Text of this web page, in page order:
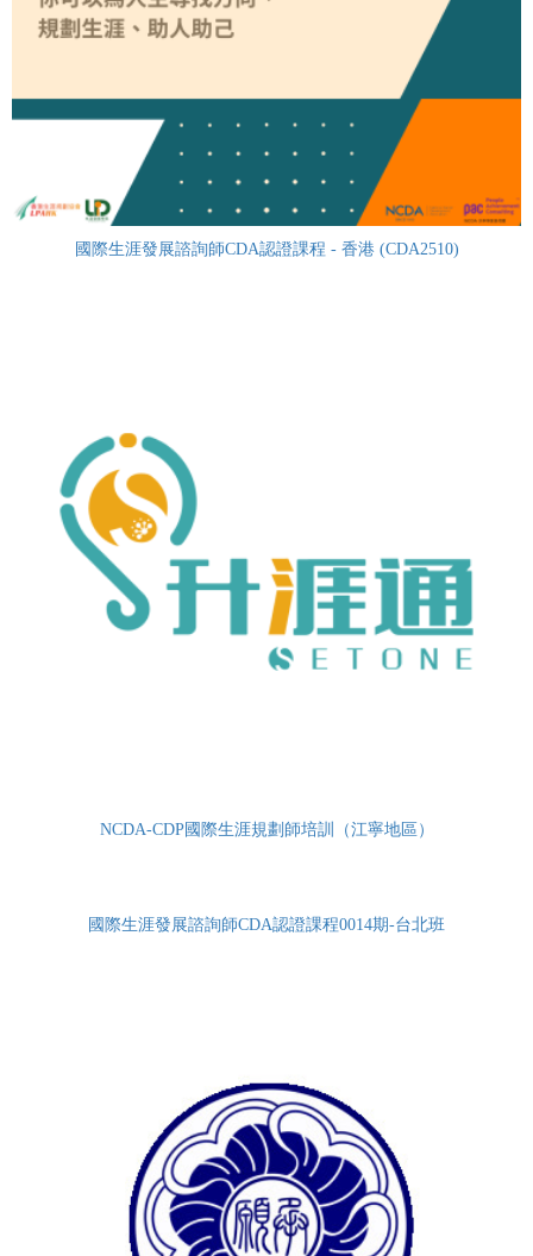
國際生涯發展諮詢師CDA認證課程 - 香港 (CDA2510)
NCDA-CDP國際生涯規劃師培訓（江寧地區）
國際生涯發展諮詢師CDA認證課程0014期-台北班